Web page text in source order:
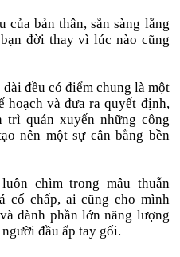
của bản thân, sẵn sàng lắng
đời thay vì lúc nào cũng
đều có điểm chung là một
và đưa ra quyết định,
quán xuyến những công
nên một sự cân bằng bền
chìm trong mâu thuẫn
cố chấp, ai cũng cho mình
dành phần lớn năng lượng
đầu ấp tay gối.